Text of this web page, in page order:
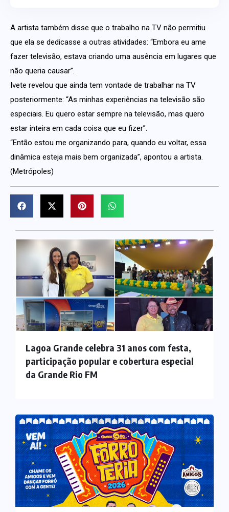
A artista também disse que o trabalho na TV não permitiu
que ela se dedicasse a outras atividades: “Embora eu ame
fazer televisão, estava criando uma ausência em lugares que
não queria causar”.
Ivete revelou que ainda tem vontade de trabalhar na TV
posteriormente: “As minhas experiências na televisão são
especiais. Eu quero estar sempre na televisão, mas quero
estar inteira em cada coisa que eu fizer”.
“Então estou me organizando para, quando eu voltar, essa
dinâmica esteja mais bem organizada”, apontou a artista.
(Metrópoles)
Lagoa Grande celebra 31 anos com festa,
participação popular e cobertura especial
da Grande Rio FM